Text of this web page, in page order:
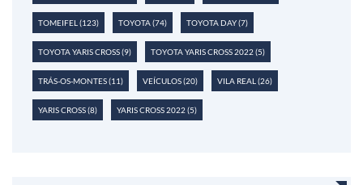
TOMEIFEL (123) TOYOTA(74) TOYOTA DAY(7)
TOYOTA YARIS CROSS(9) TOYOTA YARIS CROSS 2022 (5)
TRÁS-OS-MONTES(11) VEÍCULOS(20) VILA REAL (26)
YARIS CROSS(8) YARIS CROSS 2022 (5)